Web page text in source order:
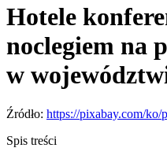
Hotele
noclegiem na
w
Źródło: https://pixabay.com/
Spis treści